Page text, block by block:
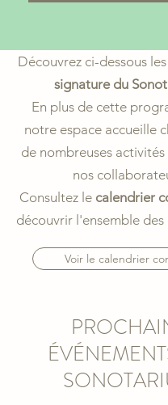
Découvrez ci-dessous les
signature du
En plus de cette
notre espace accueille
de nombreuses
nos
Consultez le calendrier
découvrir l'ensemble des
Voir le calendrier